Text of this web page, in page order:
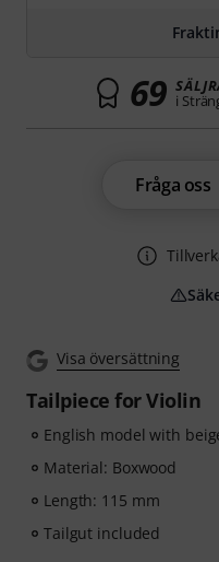
Visa översättning
Tailpiece for Violin
English model with
Material: Boxwood
Length: 115 mm
Tailgut included
69 i
Fråga oss